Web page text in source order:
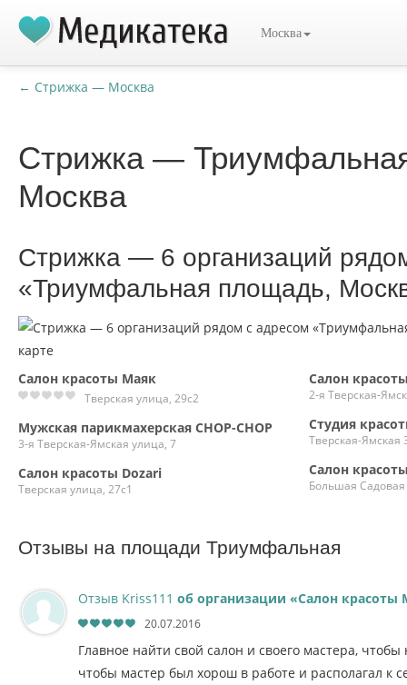
Москва
← Стрижка — Москва
Стрижка —
Москва
Стрижка — 6 организаций
«Триумфальная площадь,
Салон красоты Маяк
Тверская улица, 29с2
Мужская парикмахерская CHOP-CHOP
3-я Тверская-Ямская улица, 7
Салон красоты Dozari
Тверская улица, 27с1
Салон
2-я Тверская-
Студия
Тверская-Ямская
Салон
Большая
Отзывы на площади Триумфальная
Отзыв Kriss111 об организации «Салон красоты
20.07.2016
Главное найти свой салон и своего мастера,
чтобы мастер был хорош в работе и располагал к